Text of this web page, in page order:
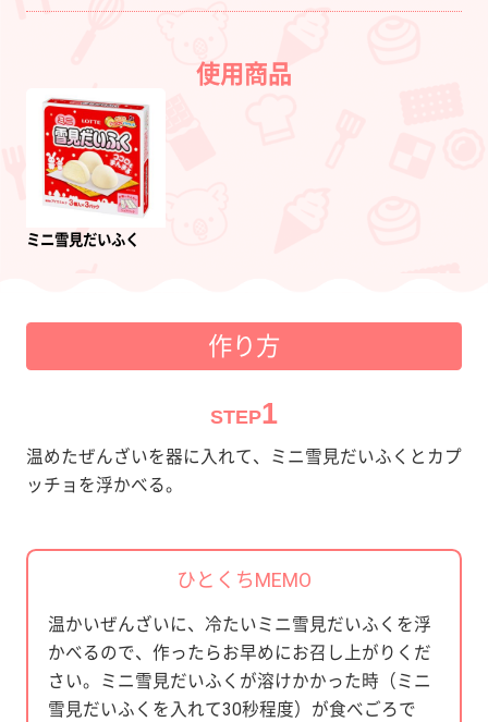
使用商品
ミニ雪見だいふく
作り方
STEP1
温めたぜんざいを器に入れて、ミニ雪見だいふくとカプ
ッチョを浮かべる。
ひとくちMEMO
温かいぜんざいに、冷たいミニ雪見だいふくを浮
かべるので、作ったらお早めにお召し上がりくだ
さい。ミニ雪見だいふくが溶けかかった時（ミニ
雪見だいふくを入れて30秒程度）が食べごろで